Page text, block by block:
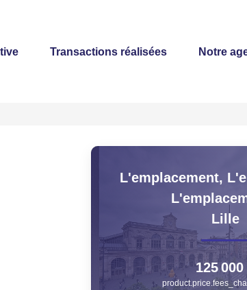
Transactions réalisées Notre
L'emplacement,
Lille
125 000